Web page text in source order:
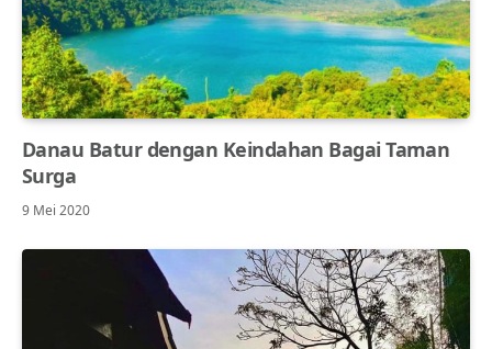
Danau Batur dengan Keindahan Bagai Taman
Surga
9 Mei 2020